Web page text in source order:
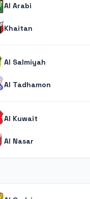
Al Arabi
Khaitan
Al Salmiyah
Al Tadhamon
Al Kuwait
Al Nasar